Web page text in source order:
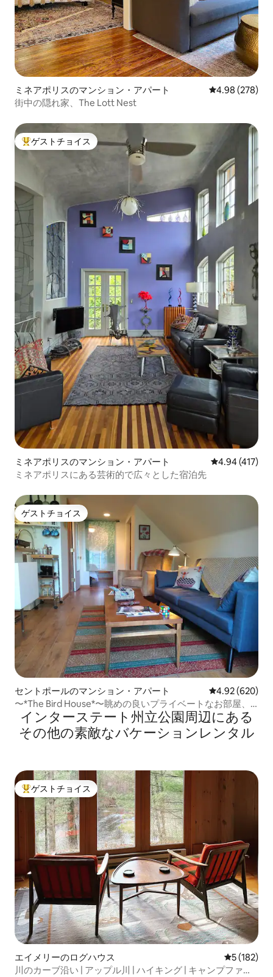
ミネアポリスのマンション・アパート レビュー278
4.98 (278)
街中の隠れ家、The Lott Nest
大好評のゲストチョイスです。
ゲストチョイス
ミネアポリスのマンション・アパート レビュー417
4.94 (417)
ミネアポリスにある芸術的で広々とした宿泊先
ゲストチョイス
ゲストチョイス
セントポールのマンション・アパート レビュー620
4.92 (620)
〜*The Bird House*〜眺めの良いプライベートなお部屋、
ミッドモダン・ミニ！
インターステート州立公園⁠周⁠辺⁠に⁠あ⁠る
そ⁠の⁠他⁠の素⁠敵⁠なバ⁠ケ⁠ー⁠シ⁠ョ⁠ン⁠レ⁠ン⁠タ⁠ル
大好評のゲストチョイスです。
ゲストチョイス
エイメリーのログハウス レビュー
5 (182)
川のカーブ沿い | アップル川 | ハイキング | キャンプファイ